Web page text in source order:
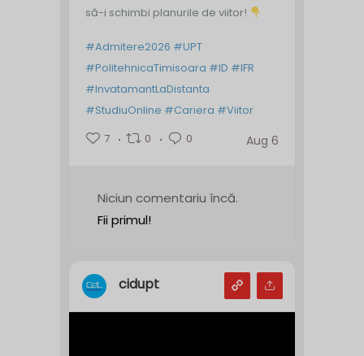
să-i schimbi planurile de viitor!
#Admitere2026 #UPT
#PolitehnicaTimisoara #ID #IFR
#InvatamantLaDistanta
#StudiuOnline #Cariera #Viitor
7
0 0 Aug 6
Niciun comentariu încă.
Fii primul!
cidupt